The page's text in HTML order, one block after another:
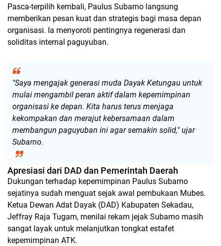
​Pasca-terpilih kembali, Paulus Subarno langsung
memberikan pesan kuat dan strategis bagi masa depan
organisasi. Ia menyoroti pentingnya regenerasi dan
soliditas internal paguyuban.
​"Saya mengajak generasi muda Dayak Ketungau untuk
mulai mengambil peran aktif dalam kepemimpinan
organisasi ke depan. Kita harus terus menjaga
kekompakan dan merajut kebersamaan dalam
membangun paguyuban ini agar semakin solid," ujar
Subarno.
Apresiasi dari DAD dan Pemerintah Daerah
​Dukungan terhadap kepemimpinan Paulus Subarno
sejatinya sudah menguat sejak awal pembukaan Mubes.
Ketua Dewan Adat Dayak (DAD) Kabupaten Sekadau,
Jeffray Raja Tugam, menilai rekam jejak Subarno masih
sangat layak untuk melanjutkan tongkat estafet
kepemimpinan ATK.